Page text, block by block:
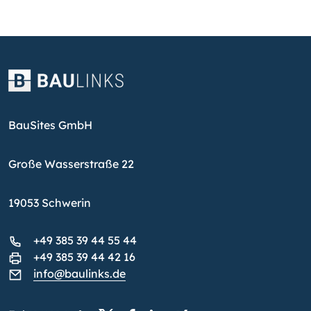
BauSites GmbH
Große Wasserstraße 22
19053 Schwerin
+49 385 39 44 55 44
+49 385 39 44 42 16
info@baulinks.de